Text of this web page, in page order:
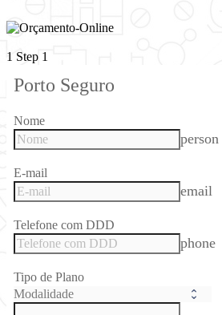
1 Step 1
Porto Seguro
Nome
person
E-mail
email
Telefone com DDD
phone
Tipo de Plano